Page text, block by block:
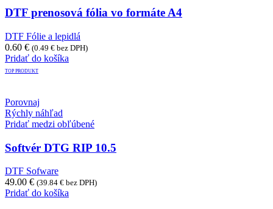
DTF prenosová fólia vo formáte A4
DTF Fólie a lepidlá
0.60 € (0.49 € bez DPH)
Pridať do košíka
TOP PRODUKT
Porovnaj
Rýchly náhľad
Pridať medzi obľúbené
Softvér DTG RIP 10.5
DTF Sofware
49.00 € (39.84 € bez DPH)
Pridať do košíka